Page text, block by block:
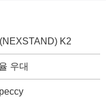
K2
우대